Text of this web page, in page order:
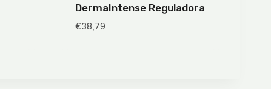
DermaIntense Reguladora
€38,79